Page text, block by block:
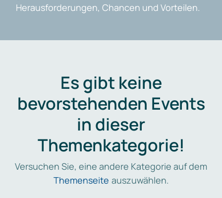
Herausforderungen, Chancen und Vorteilen.
Es gibt keine
bevorstehenden Events
in dieser
Themenkategorie!
Versuchen Sie, eine andere Kategorie auf dem
Themenseite auszuwählen.